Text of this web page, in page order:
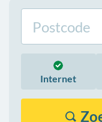
Internet